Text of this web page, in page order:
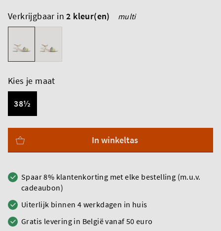
Verkrijgbaar in2 kleur(en) multi
Kies je maat
38½
In winkeltas
Spaar 8% klantenkorting met elke bestelling (m.u.v.
cadeaubon)
Uiterlijk binnen 4 werkdagen in huis
Gratis levering in België vanaf 50 euro